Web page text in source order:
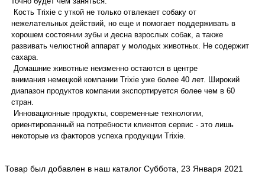
Кость Trixiе с уткой не только отвлекает собаку от
нежелательных действий, но еще и помогает поддерживать в
хорошем состоянии зубы и десна взрослых собак, а также
развивать челюстной аппарат у молодых животных. Не содержит
сахара.
Домашние животные неизменно остаются в центре
внимания немецкой компании Trixiе уже более 40 лет. Широкий
диапазон продуктов компании экспортируется более чем в 60
стран.
Инновационные продукты, современные технологии,
ориентированный на потребности клиентов сервис - это лишь
некоторые из факторов успеха продукции Trixiе.
Товар был добавлен в наш каталог Суббота, 23 Января 2021